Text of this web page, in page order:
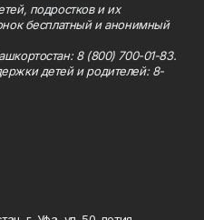
подростков и их
бесплатный и анонимный
8 (800) 700-01-83.
детей и родителей: 8-